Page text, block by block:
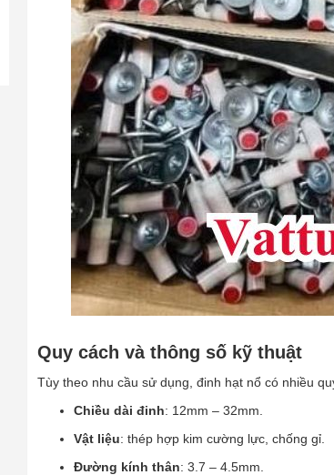
Quy cách và thông số kỹ thuật
Tùy theo nhu cầu sử dụng, đinh hạt nổ có nhiều
Chiều dài đinh: 12mm – 32mm.
Vật liệu: thép hợp kim cường lực, chống gỉ.
Đường kính thân: 3.7 – 4.5mm.